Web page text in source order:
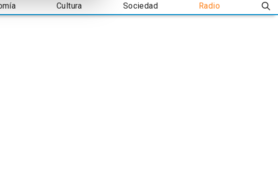
Cultura Sociedad Radio